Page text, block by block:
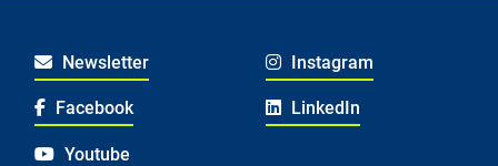
Newsletter Instagram
Facebook LinkedIn
Youtube